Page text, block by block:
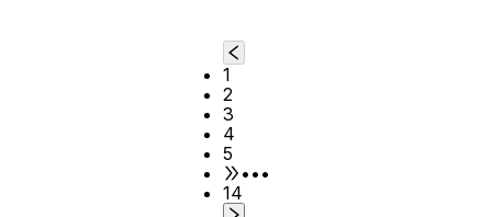
1
2
3
4
5
•••
14